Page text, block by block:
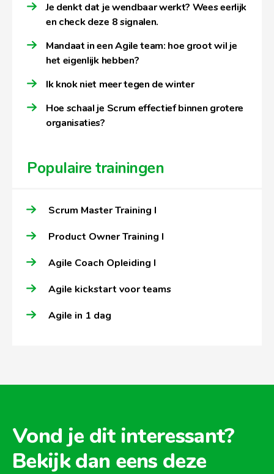
Je denkt dat je wendbaar werkt? Wees eerlijk
en check deze 8 signalen.
Mandaat in een Agile team: hoe groot wil je
het eigenlijk hebben?
Ik knok niet meer tegen de winter
Hoe schaal je Scrum effectief binnen grotere
organisaties?
Populaire trainingen
Scrum Master Training I
Product Owner Training I
Agile Coach Opleiding I
Agile kickstart voor teams
Agile in 1 dag
Vond je dit interessant?
Bekijk dan eens deze